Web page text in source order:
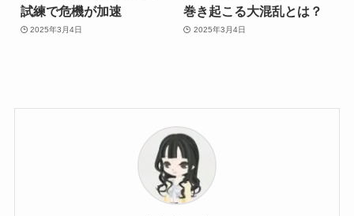
試練で危機が加速
2025年3月4日
巻き起こる大混乱とは？
2025年3月4日